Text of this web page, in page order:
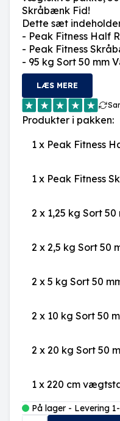
Skråbænk Fid!
Dette sæt
- Peak Fitness Half
- Peak Fitness
- 95 kg Sort 50 mm
LÆS MERE
Produkter i pakken:
1 x Peak Fitness
1 x Peak Fitness
2 x 1,25 kg Sort
2 x 2,5 kg Sort 50
2 x 5 kg Sort 50
2 x 10 kg Sort 50
2 x 20 kg Sort 50
1 x 220 cm
På lager - Levering